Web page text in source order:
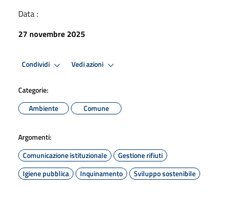
Data :
27 novembre 2025
Condividi Vedi azioni
Categorie:
Ambiente
Comune
Argomenti:
Comunicazione istituzionale
Gestione rifiuti
Igiene pubblica
Inquinamento Sviluppo sostenibile